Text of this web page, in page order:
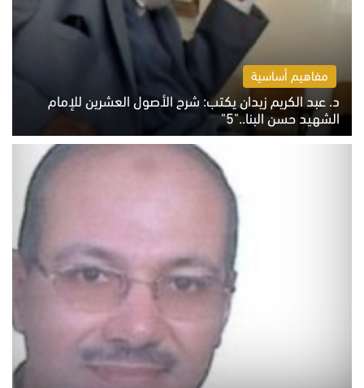
مفاهيم أساسية
د. عبد الكريم زيدان يكتب: شرح الأصول العشرين للإمام
الشهيد حسن البنا.."5"
السبت 8 أغسطس 2026 10:46 ص